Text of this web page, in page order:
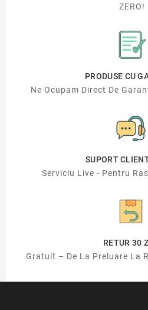
ZERO!
PRODUSE CU
Ne Ocupam Direct De
SUPORT
Serviciu Live - Pentru
RETUR 30
Gratuit – De La Preluare La